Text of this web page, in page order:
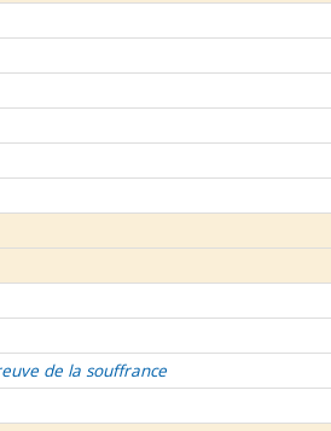
de la souffrance